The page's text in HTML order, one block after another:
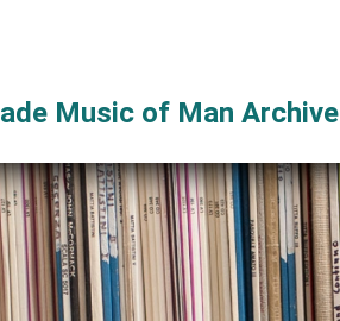
Music of Man Archive